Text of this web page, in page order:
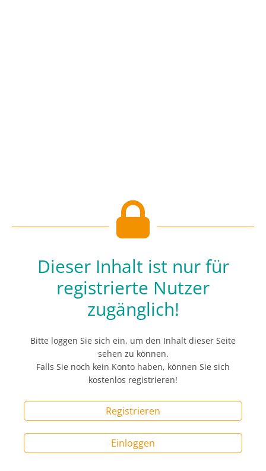
Dieser Inhalt ist nur für
registrierte Nutzer
zugänglich!
Bitte loggen Sie sich ein, um den Inhalt dieser Seite
sehen zu können.
Falls Sie noch kein Konto haben, können Sie sich
kostenlos registrieren!
Registrieren
Einloggen